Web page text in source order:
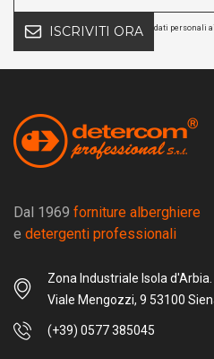
ISCRIVITI ORA dati personali
Dal 1969 forniture alberghiere
e detergenti professionali
Zona Industriale Isola d'Arbia.
Viale Mengozzi, 9 53100
(+39) 0577 385045